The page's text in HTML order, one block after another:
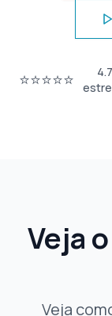
⭐⭐⭐⭐⭐
4.7
Veja
Veja